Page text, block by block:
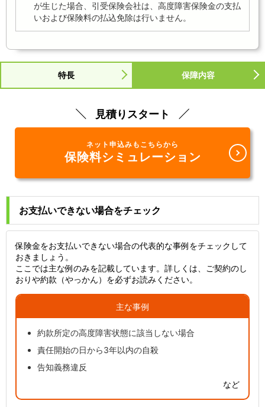
が生じた場合、引受保険会社は、高度障害保険金の支払
いおよび保険料の払込免除は行いません。
特長 保障内容
見積りスタート
ネット申込みもこちらから
保険料シミュレーション
お支払いできない場合をチェック
保険金をお支払いできない場合の代表的な事例をチェックして
おきましょう。
ここでは主な例のみを記載しています。詳しくは、ご契約のし
おりや約款（やっかん）を必ずお読みください。
主な事例
約款所定の高度障害状態に該当しない場合
責任開始の日から3年以内の自殺
告知義務違反
など